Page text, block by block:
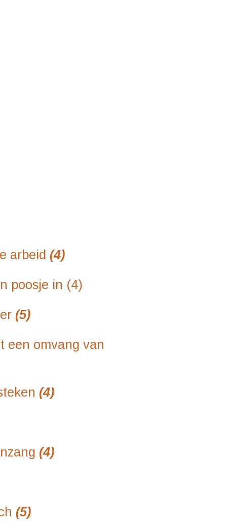
(4)
in (4)
(5)
omvang van
(4)
(4)
(5)